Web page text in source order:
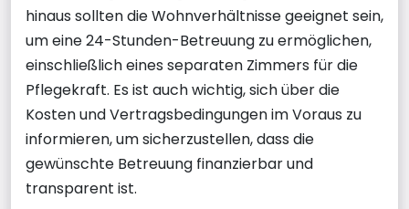
hinaus sollten die Wohnverhältnisse geeignet sein,
um eine 24-Stunden-Betreuung zu ermöglichen,
einschließlich eines separaten Zimmers für die
Pflegekraft. Es ist auch wichtig, sich über die
Kosten und Vertragsbedingungen im Voraus zu
informieren, um sicherzustellen, dass die
gewünschte Betreuung finanzierbar und
transparent ist.